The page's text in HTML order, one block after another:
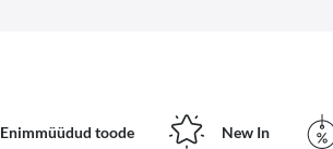
Enimmüüdud toode New In